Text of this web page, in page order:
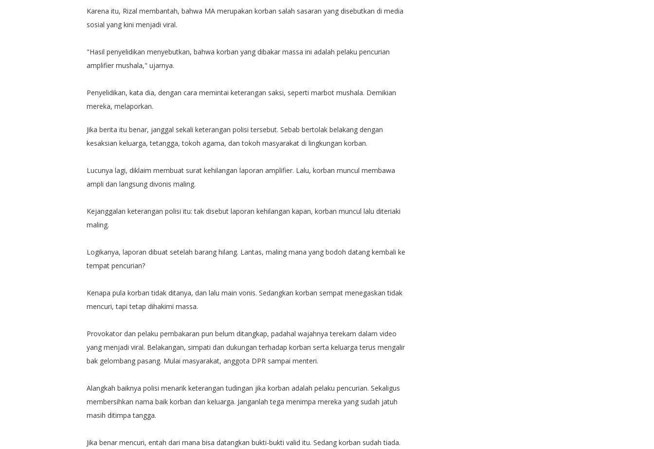
Karena itu, Rizal membantah, bahwa MA merupakan korban salah sasaran yang disebutkan di media
sosial yang kini menjadi viral.
"Hasil penyelidikan menyebutkan, bahwa korban yang dibakar massa ini adalah pelaku pencurian
amplifier mushala," ujarnya.
Penyelidikan, kata dia, dengan cara memintai keterangan saksi, seperti marbot mushala. Demikian
mereka, melaporkan.
Jika berita itu benar, janggal sekali keterangan polisi tersebut. Sebab bertolak belakang dengan
kesaksian keluarga, tetangga, tokoh agama, dan tokoh masyarakat di lingkungan korban.
Lucunya lagi, diklaim membuat surat kehilangan laporan amplifier. Lalu, korban muncul membawa
ampli dan langsung divonis maling.
Kejanggalan keterangan polisi itu: tak disebut laporan kehilangan kapan, korban muncul lalu diteriaki
maling.
Logikanya, laporan dibuat setelah barang hilang. Lantas, maling mana yang bodoh datang kembali ke
tempat pencurian?
Kenapa pula korban tidak ditanya, dan lalu main vonis. Sedangkan korban sempat menegaskan tidak
mencuri, tapi tetap dihakimi massa.
Provokator dan pelaku pembakaran pun belum ditangkap, padahal wajahnya terekam dalam video
yang menjadi viral. Belakangan, simpati dan dukungan terhadap korban serta keluarga terus mengalir
bak gelombang pasang. Mulai masyarakat, anggota DPR sampai menteri.
Alangkah baiknya polisi menarik keterangan tudingan jika korban adalah pelaku pencurian. Sekaligus
membersihkan nama baik korban dan keluarga. Janganlah tega menimpa mereka yang sudah jatuh
masih ditimpa tangga.
Jika benar mencuri, entah dari mana bisa datangkan bukti-bukti valid itu. Sedang korban sudah tiada.